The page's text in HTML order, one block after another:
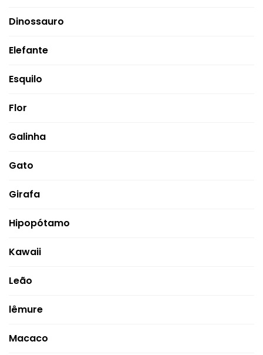
Dinossauro
Elefante
Esquilo
Flor
Galinha
Gato
Girafa
Hipopótamo
Kawaii
Leão
lêmure
Macaco